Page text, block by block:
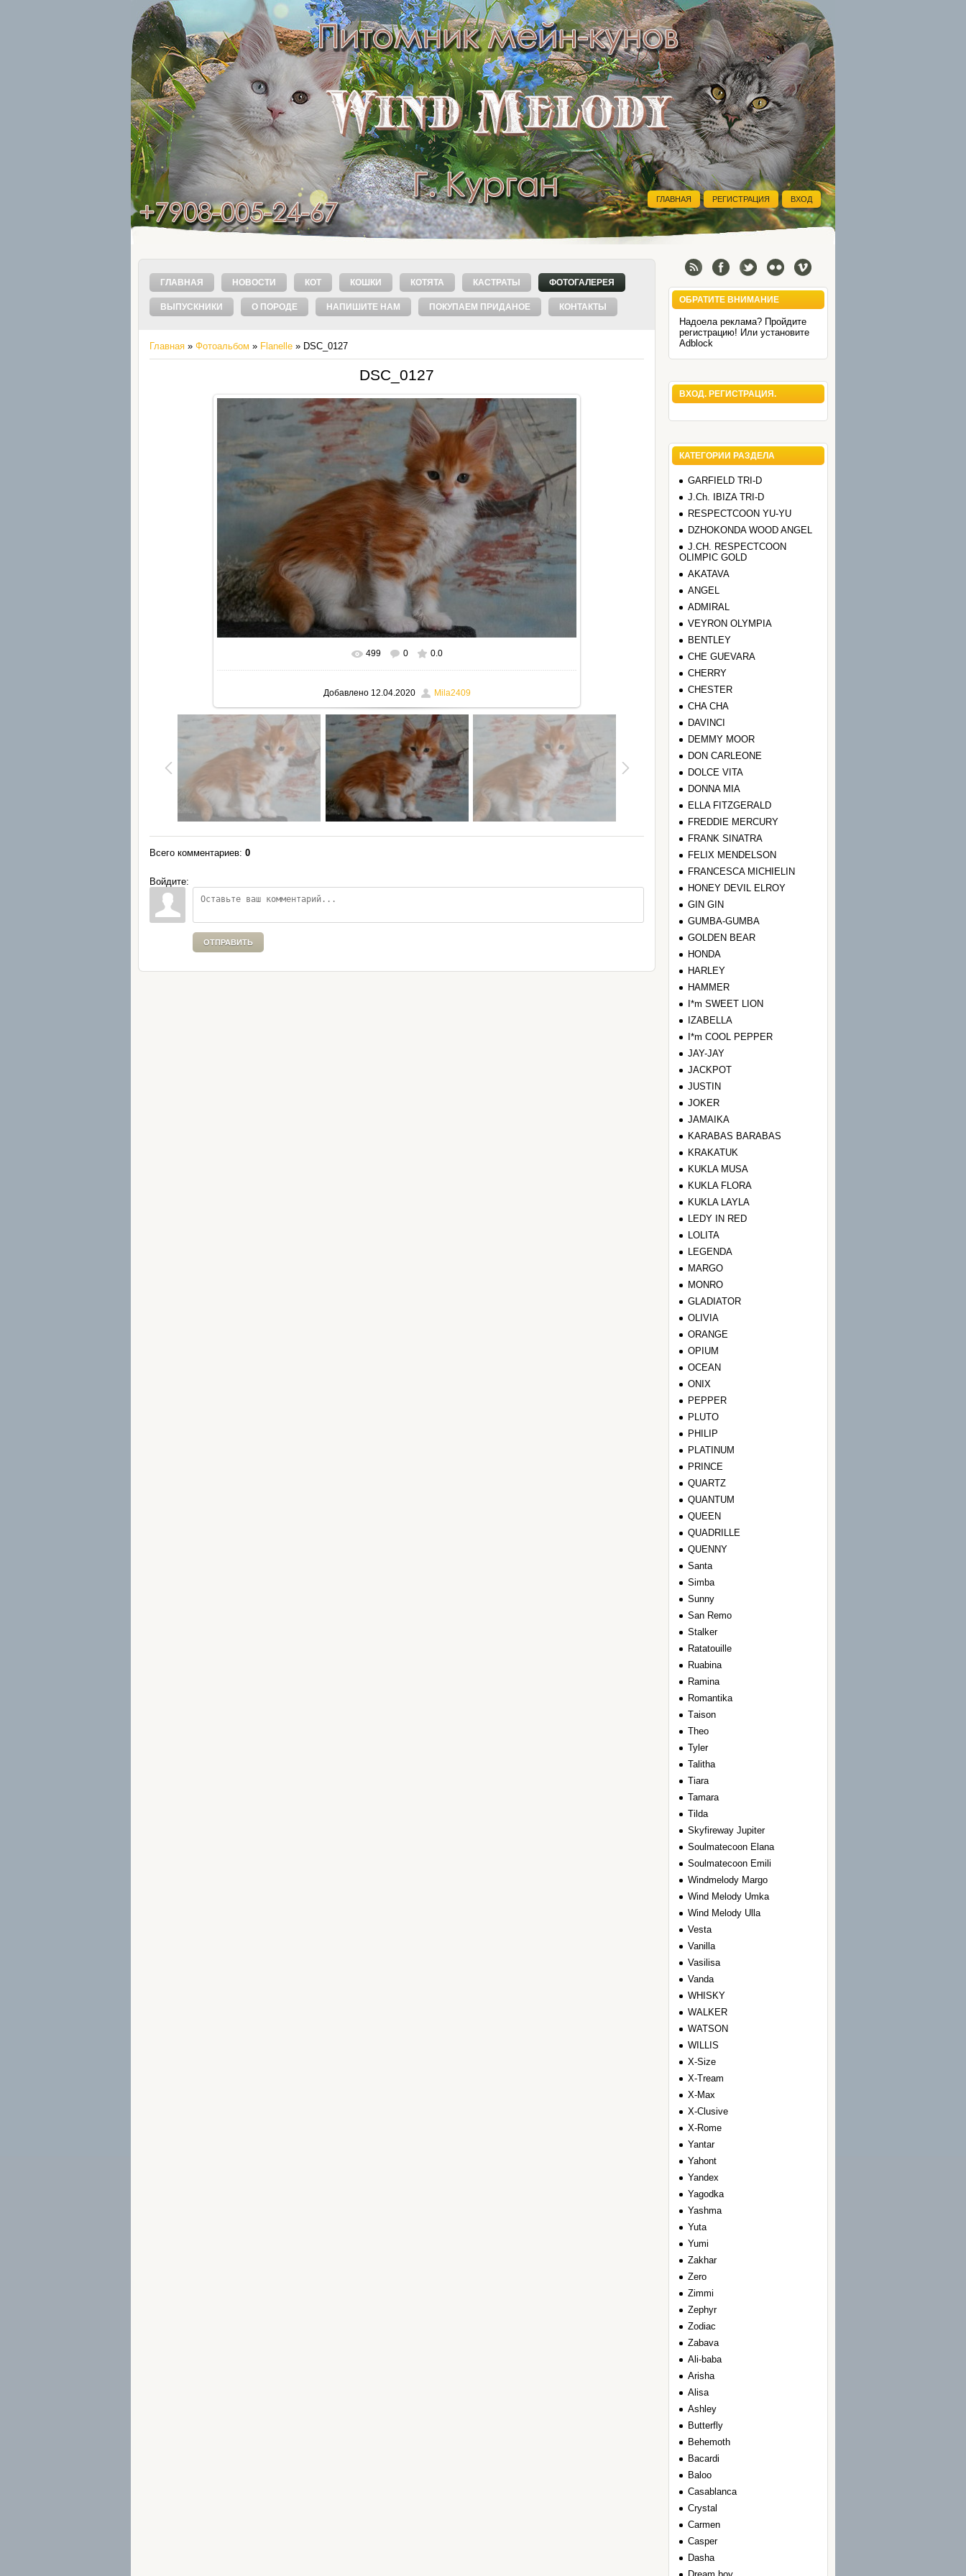
ГЛАВНАЯ РЕГИСТРАЦИЯ ВХОД
ГЛАВНАЯ НОВОСТИ КОТ КОШКИ КОТЯТА КАСТРАТЫ ФОТОГАЛЕРЕЯ
ВЫПУСКНИКИ О ПОРОДЕ НАПИШИТЕ НАМ ПОКУПАЕМ ПРИДАНОЕ КОНТАКТЫ
Главная » Фотоальбом » Flanelle » DSC_0127
DSC_0127
В реальном размере 795x530
499 0 0.0
Добавлено12.04.2020 Mila2409
Всего комментариев: 0
Войдите:
ОТПРАВИТЬ
ОБРАТИТЕ ВНИМАНИЕ
Надоела реклама? Пройдите
регистрацию! Или установите
Adblock
ВХОД. РЕГИСТРАЦИЯ.
КАТЕГОРИИ РАЗДЕЛА
GARFIELD TRI-D
J.Ch. IBIZA TRI-D
RESPECTCOON YU-YU
DZHOKONDA WOOD ANGEL
J.CH. RESPECTCOON
OLIMPIC GOLD
AKATAVA
ANGEL
ADMIRAL
VEYRON OLYMPIA
BENTLEY
CHE GUEVARA
CHERRY
CHESTER
CHA CHA
DAVINCI
DEMMY MOOR
DON CARLEONE
DOLCE VITA
DONNA MIA
ELLA FITZGERALD
FREDDIE MERCURY
FRANK SINATRA
FELIX MENDELSON
FRANCESCA MICHIELIN
HONEY DEVIL ELROY
GIN GIN
GUMBA-GUMBA
GOLDEN BEAR
HONDA
HARLEY
HAMMER
I*m SWEET LION
IZABELLA
I*m COOL PEPPER
JAY-JAY
JACKPOT
JUSTIN
JOKER
JAMAIKA
KARABAS BARABAS
KRAKATUK
KUKLA MUSA
KUKLA FLORA
KUKLA LAYLA
LEDY IN RED
LOLITA
LEGENDA
MARGO
MONRO
GLADIATOR
OLIVIA
ORANGE
OPIUM
OCEAN
ONIX
PEPPER
PLUTO
PHILIP
PLATINUM
PRINCE
QUARTZ
QUANTUM
QUEEN
QUADRILLE
QUENNY
Santa
Simba
Sunny
San Remo
Stalker
Ratatouille
Ruabina
Ramina
Romantika
Тaison
Theo
Tyler
Talitha
Tiara
Tamara
Tilda
Skyfireway Jupiter
Soulmatecoon Elana
Soulmatecoon Emili
Windmelody Margo
Wind Melody Umka
Wind Melody Ulla
Vesta
Vanilla
Vasilisa
Vanda
WHISKY
WALKER
WATSON
WILLIS
Х-Size
Х-Tream
Х-Max
Х-Clusive
Х-Rome
Yantar
Yahont
Yandex
Yagodka
Yashma
Yuta
Yumi
Zakhar
Zero
Zimmi
Zephyr
Zodiac
Zabava
Ali-baba
Arisha
Alisa
Ashley
Вutterfly
Вehemoth
Вacardi
Вaloo
Сasablanca
Сrystal
Сarmen
Сasper
Dasha